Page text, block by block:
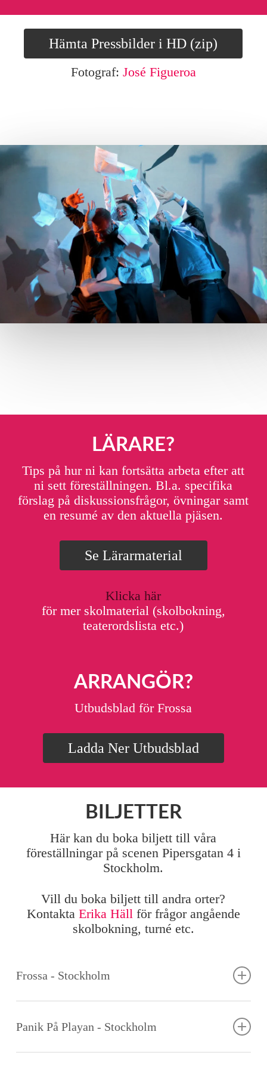
Hämta Pressbilder i HD (zip)
Fotograf: José Figueroa
LÄRARE?
Tips på hur ni kan fortsätta arbeta efter att
ni sett föreställningen. Bl.a. specifika
förslag på diskussionsfrågor, övningar samt
en resumé av den aktuella pjäsen.
Se Lärarmaterial
Klicka här
för mer skolmaterial (skolbokning,
teaterordslista etc.)
ARRANGÖR?
Utbudsblad för Frossa
Ladda Ner Utbudsblad
BILJETTER
Här kan du boka biljett till våra
föreställningar på scenen Pipersgatan 4 i
Stockholm.
Vill du boka biljett till andra orter?
Kontakta Erika Hällför frågor angående
skolbokning, turné etc.
Frossa - Stockholm
Panik På Playan - Stockholm